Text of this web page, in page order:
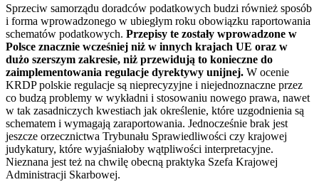
Sprzeciw samorządu doradców podatkowych budzi również sposób
i forma wprowadzonego w ubiegłym roku obowiązku raportowania
schematów podatkowych. Przepisy te zostały wprowadzone w
Polsce znacznie wcześniej niż w innych krajach UE oraz w
dużo szerszym zakresie, niż przewidują to konieczne do
zaimplementowania regulacje dyrektywy unijnej. W ocenie
KRDP polskie regulacje są nieprecyzyjne i niejednoznaczne przez
co budzą problemy w wykładni i stosowaniu nowego prawa, nawet
w tak zasadniczych kwestiach jak określenie, które uzgodnienia są
schematem i wymagają zaraportowania. Jednocześnie brak jest
jeszcze orzecznictwa Trybunału Sprawiedliwości czy krajowej
judykatury, które wyjaśniałoby wątpliwości interpretacyjne.
Nieznana jest też na chwilę obecną praktyka Szefa Krajowej
Administracji Skarbowej.